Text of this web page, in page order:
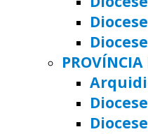
PROVÍNCIA